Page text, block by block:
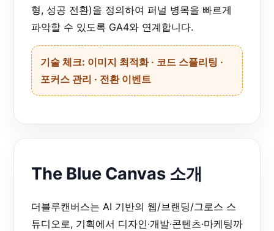
형, 성공 전환)을 정의하여 퍼널 병목을 빠르게
파악할 수 있도록 GA4와 연계합니다.
기술 체크: 이미지 최적화 · 코드 스플리팅 ·
포커스 관리 · 전환 이벤트
The Blue Canvas 소개
더블루캔버스는 AI 기반의 웹/브랜딩/그로스 스
튜디오로, 기획에서 디자인·개발·콘텐츠·마케팅까